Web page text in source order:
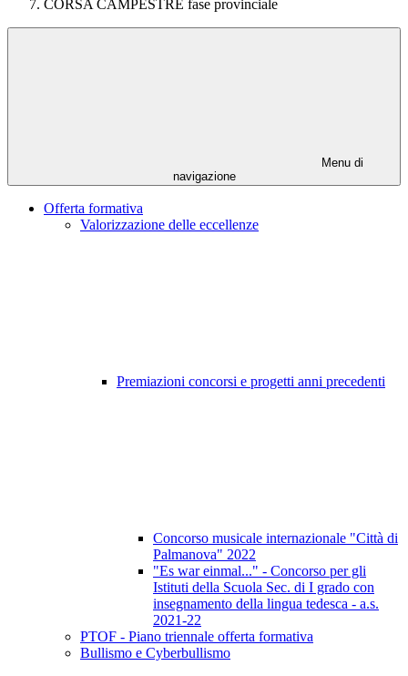
CORSA CAMPESTRE fase provinciale
Menu di
navigazione
Offerta formativa
Valorizzazione delle eccellenze
Premiazioni concorsi e progetti anni precedenti
Concorso musicale internazionale "Città di
Palmanova" 2022
"Es war einmal..." - Concorso per gli
Istituti della Scuola Sec. di I grado con
insegnamento della lingua tedesca - a.s.
2021-22
PTOF - Piano triennale offerta formativa
Bullismo e Cyberbullismo